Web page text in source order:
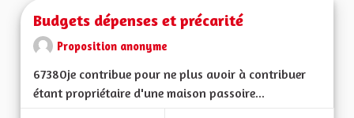
Budgets dépenses et précarité
Proposition anonyme
67380je contribue pour ne plus avoir à contribuer
étant propriétaire d'une maison passoire...